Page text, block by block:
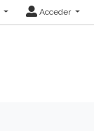
Acceder